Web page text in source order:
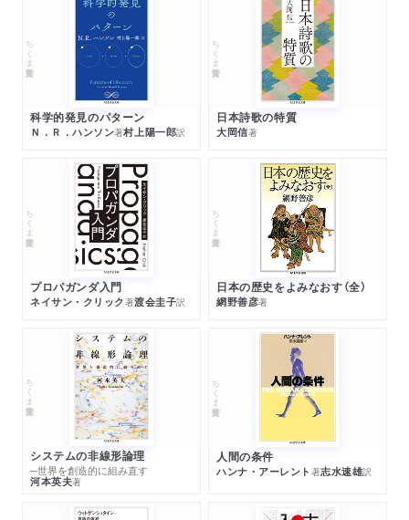
ちくま学芸文庫
科学的発見のパターン
Ｎ．Ｒ．ハンソン著村上陽一郎訳
ちくま学芸文庫
日本詩歌の特質
大岡信著
ちくま学芸文庫
プロパガンダ入門
ネイサン・クリック著渡会圭子訳
ちくま学芸文庫
日本の歴史をよみなおす（全）
網野善彦著
ちくま学芸文庫
システムの非線形論理
─世界を創造的に組み直す
河本英夫著
ちくま学芸文庫
人間の条件
ハンナ・アーレント 著志水速雄訳